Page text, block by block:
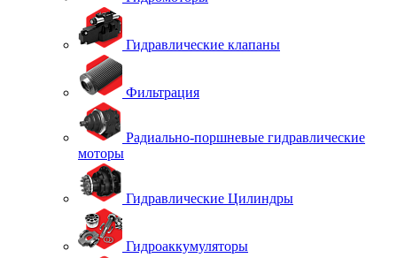
Гидравлические клапаны
Фильтрация
Радиально-поршневые гидравлические
моторы
Гидравлические Цилиндры
Гидроаккумуляторы